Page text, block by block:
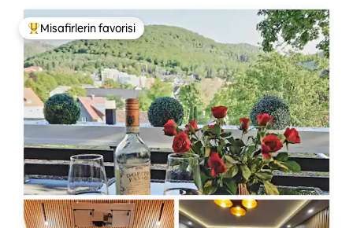
Misafirlerin favorilerinden en beğenilenler arasında
Misafirlerin favorisi